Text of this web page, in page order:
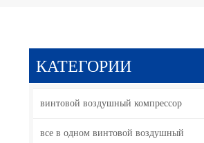
КАТЕГОРИИ
винтовой воздушный компрессор
все в одном винтовой воздушный